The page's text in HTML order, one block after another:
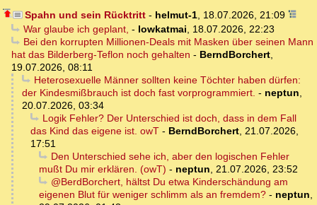
Spahn und sein Rücktritt- helmut-1, 18.07.2026, 21:09
War glaube ich geplant, - lowkatmai, 18.07.2026, 22:23
Bei den korrupten Millionen-Deals mit Masken über seinen Mann
hat das Bilderberg-Teflon noch gehalten - BerndBorchert,
19.07.2026, 08:11
Heterosexuelle Männer sollten keine Töchter haben dürfen:
der Kindesmißbrauch ist doch fast vorprogrammiert. - neptun,
20.07.2026, 03:34
Logik Fehler? Der Unterschied ist doch, dass in dem Fall
das Kind das eigene ist. owT - BerndBorchert, 21.07.2026,
17:51
Den Unterschied sehe ich, aber den logischen Fehler
mußt Du mir erklären. (owT) - neptun, 21.07.2026, 23:52
@BerdBorchert, hältst Du etwa Kinderschändung am
eigenen Blut für weniger schlimm als an fremdem? - neptun,